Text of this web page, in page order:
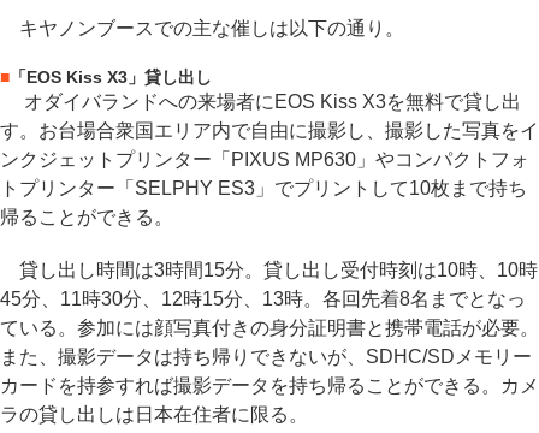
キヤノンブースでの主な催しは以下の通り。
■ 「EOS Kiss X3」貸し出し
オダイバランドへの来場者にEOS Kiss X3を無料で貸し出
す。お台場合衆国エリア内で自由に撮影し、撮影した写真をイ
ンクジェットプリンター「PIXUS MP630」やコンパクトフォ
トプリンター「SELPHY ES3」でプリントして10枚まで持ち
帰ることができる。
貸し出し時間は3時間15分。貸し出し受付時刻は10時、10時
45分、11時30分、12時15分、13時。各回先着8名までとなっ
ている。参加には顔写真付きの身分証明書と携帯電話が必要。
また、撮影データは持ち帰りできないが、SDHC/SDメモリー
カードを持参すれば撮影データを持ち帰ることができる。カメ
ラの貸し出しは日本在住者に限る。